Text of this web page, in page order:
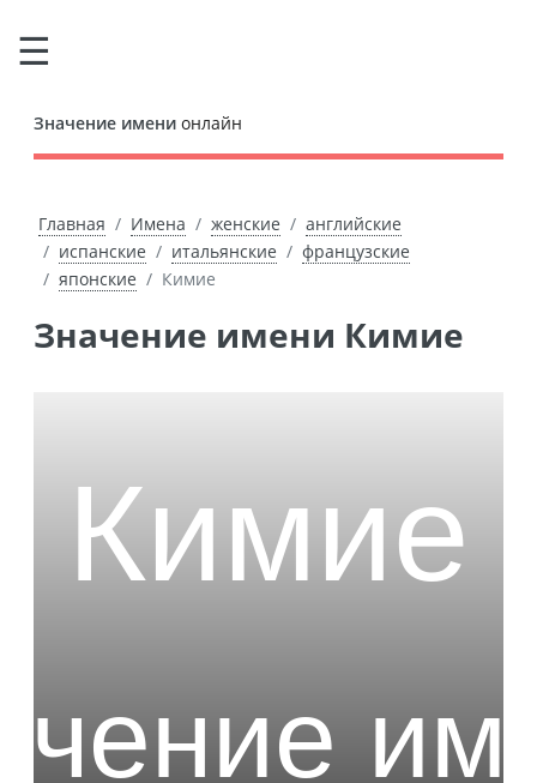
Значение имени онлайн
Главная Имена женские
английские
испанские
итальянские
французские
японские
Кимие
Значение имени Кимие